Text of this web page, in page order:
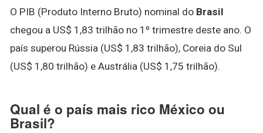
O PIB (Produto Interno Bruto) nominal do Brasil
chegou a US$ 1,83 trilhão no 1º trimestre deste ano. O
país superou Rússia (US$ 1,83 trilhão), Coreia do Sul
(US$ 1,80 trilhão) e Austrália (US$ 1,75 trilhão).
Qual é o país mais rico México ou
Brasil?